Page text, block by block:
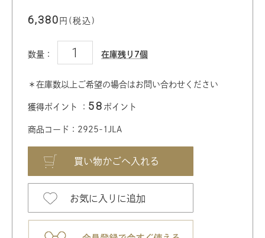
6,380 円(税込)
数量： 在庫残り7個
＊在庫数以上ご希望の場合はお問い合わせください
獲得ポイント ： 58 ポイント
商品コード：2925-1JLA
お気に入りに追加